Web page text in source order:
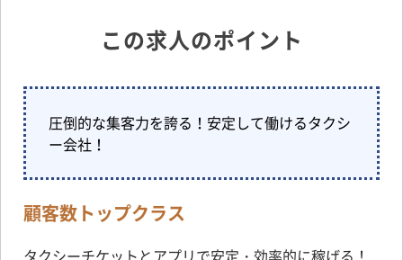
この求人のポイント
圧倒的な集客力を誇る！安定して働けるタクシ
ー会社！
顧客数トップクラス
タクシーチケットとアプリで安定・効率的に稼げる！